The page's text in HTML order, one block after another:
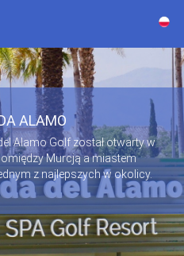
ALAMO
Alamo Golf został otwarty w
Murcją a miastem
z najlepszych w okolicy.